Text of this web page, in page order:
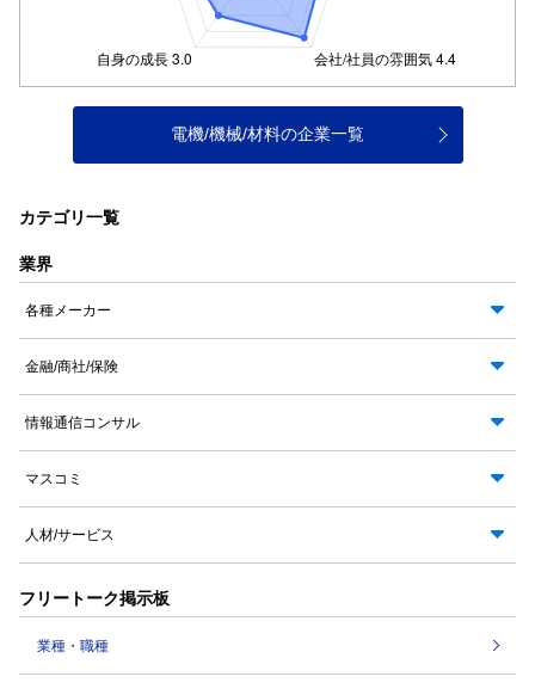
電機/機械/材料の企業一覧
カテゴリ一覧
業界
各種メーカー
金融/商社/保険
情報通信コンサル
マスコミ
人材/サービス
フリートーク掲示板
業種・職種